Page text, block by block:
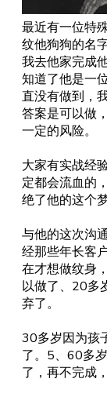
最近有一位特
纹他狗狗的名
我去他家完成
知道了他是一
直没有做到，
答案是可以做
一定的风险。
大家有实战经
定都会流血的
绝了他的这个
与他的这次沟
经那些年长客
在才想做纹身
以做了、 20多
弃了。
30多岁因为孩
了。 5、 60多
了，再不完成